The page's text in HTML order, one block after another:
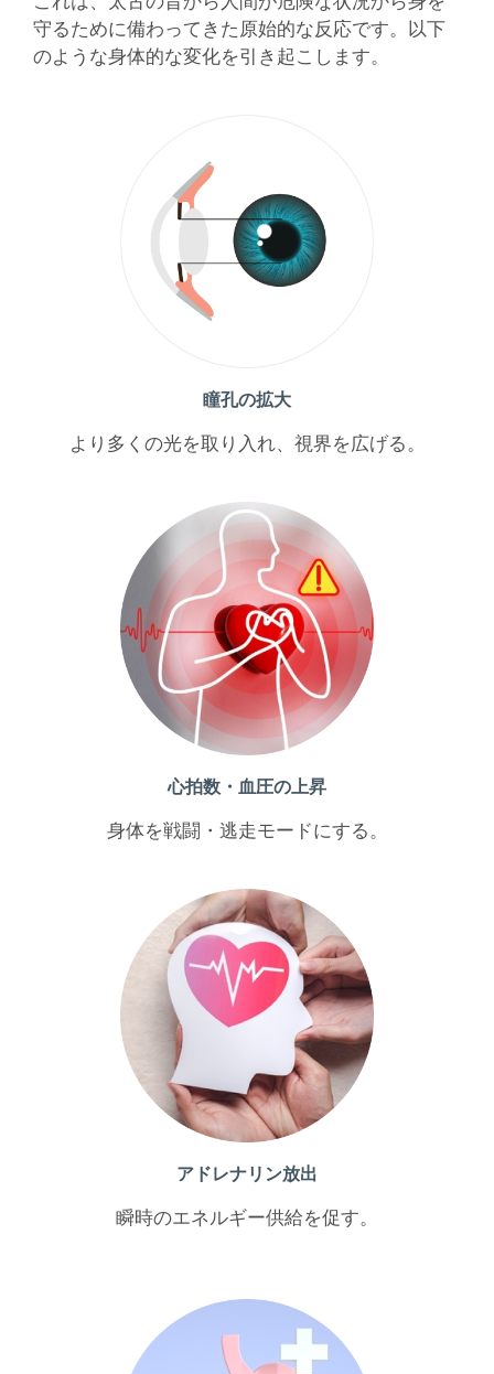
守るために備わってきた原始的な反応です。以下
のような身体的な変化を引き起こします。
瞳孔の拡大
より多くの光を取り入れ、視界を広げる。
心拍数・血圧の上昇
身体を戦闘・逃走モードにする。
アドレナリン放出
瞬時のエネルギー供給を促す。